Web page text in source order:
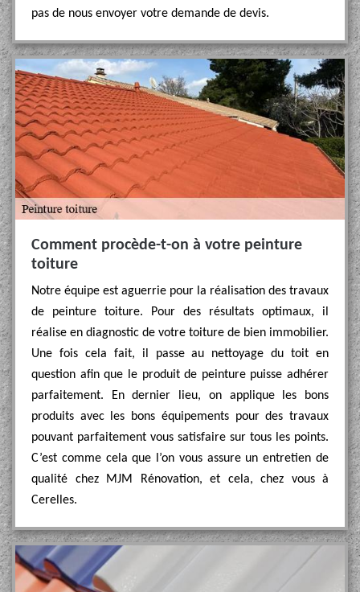
pas de nous envoyer votre demande de devis.
Comment procède-t-on à votre peinture
toiture
Notre équipe est aguerrie pour la réalisation des travaux
de peinture toiture. Pour des résultats optimaux, il
réalise en diagnostic de votre toiture de bien immobilier.
Une fois cela fait, il passe au nettoyage du toit en
question afin que le produit de peinture puisse adhérer
parfaitement. En dernier lieu, on applique les bons
produits avec les bons équipements pour des travaux
pouvant parfaitement vous satisfaire sur tous les points.
C’est comme cela que l’on vous assure un entretien de
qualité chez MJM Rénovation, et cela, chez vous à
Cerelles.